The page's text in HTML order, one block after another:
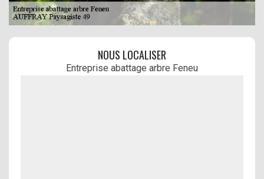
NOUS LOCALISER
Entreprise abattage arbre Feneu